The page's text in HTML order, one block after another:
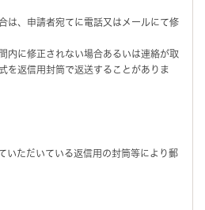
は、申請者宛てに電話又はメールにて修
内に修正されない場合あるいは連絡が取
を返信用封筒で返送することがありま
いただいている返信用の封筒等により郵